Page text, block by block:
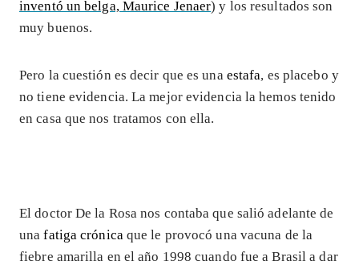
inventó un belga, Maurice Jenaer) y los resultados son
muy buenos.
Pero la cuestión es decir que es una estafa, es placebo y
no tiene evidencia. La mejor evidencia la hemos tenido
en casa que nos tratamos con ella.
El doctor De la Rosa nos contaba que salió adelante de
unafatiga crónica que le provocó una vacuna de la
fiebre amarilla en el año 1998 cuando fue a Brasil a dar